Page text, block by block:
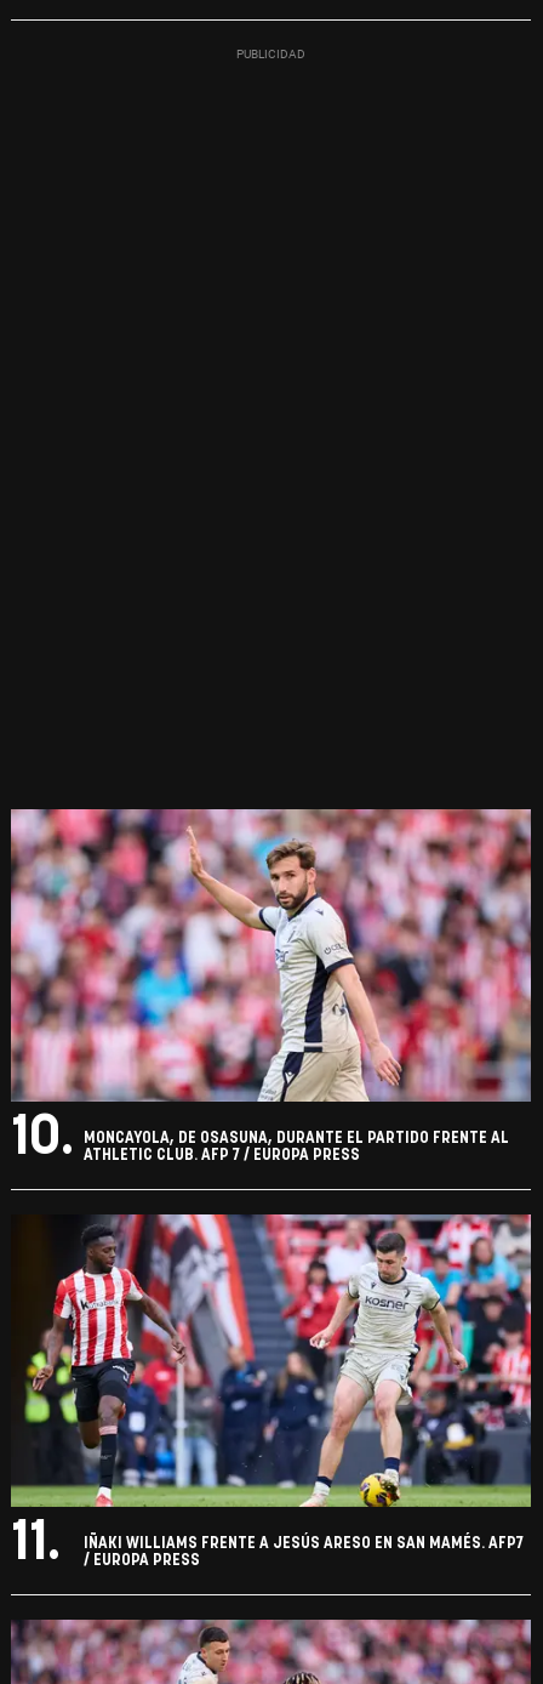
10.
MONCAYOLA, DE OSASUNA, DURANTE EL PARTIDO FRENTE AL
ATHLETIC CLUB. AFP 7 / EUROPA PRESS
11.
IÑAKI WILLIAMS FRENTE A JESÚS ARESO EN SAN MAMÉS. AFP7
/ EUROPA PRESS